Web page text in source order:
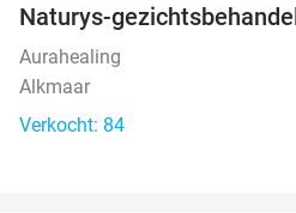
Naturys-
Aurahealing
Alkmaar
Verkocht: 84